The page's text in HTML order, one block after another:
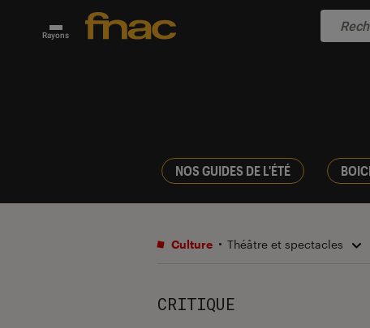
Rayons
NOS GUIDES DE L'ÉTÉ
Culture Théâtre et spectacles
CRITIQUE